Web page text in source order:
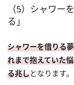
（5）シャワー
る」
シャワーを借りる
れまで抱えていた
る兆しとなります。